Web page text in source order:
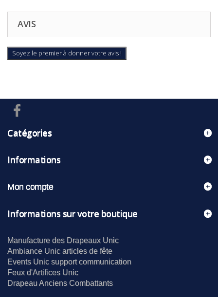
AVIS
Soyez le premier à donner votre avis !
Catégories
Informations
Mon compte
Informations sur votre boutique
Manufacture des Drapeaux Unic
Ambiance Unic articles de fête
Events Unic support communication
Feux d'Artifices Unic
Drapeau Anciens Combattants